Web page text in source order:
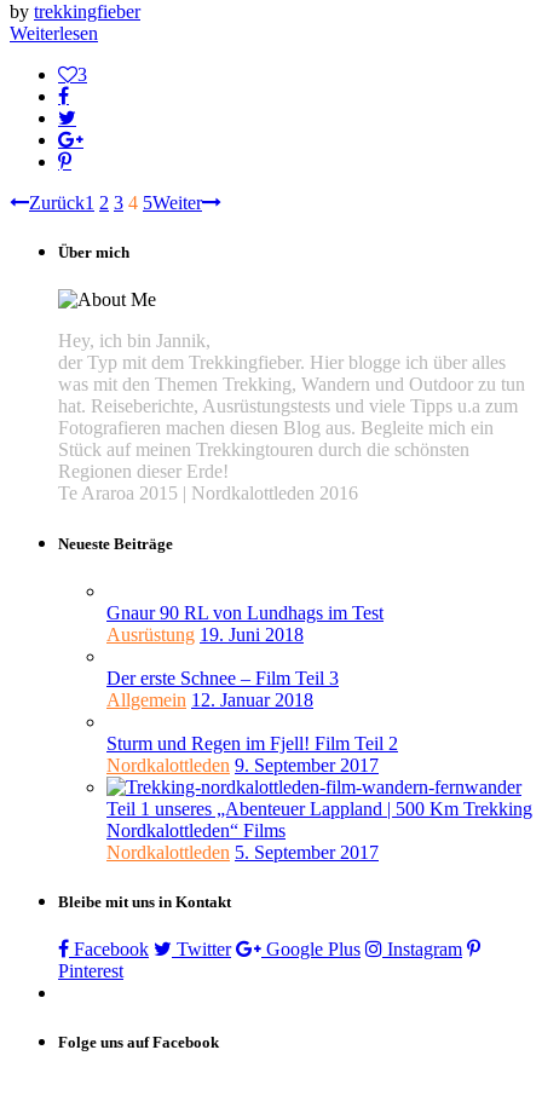
by trekkingfieber
Weiterlesen
3
Zurück1 2 3 4 5Weiter
Über mich
Hey, ich bin Jannik,
der Typ mit dem Trekkingfieber. Hier blogge ich über alles
was mit den Themen Trekking, Wandern und Outdoor zu tun
hat. Reiseberichte, Ausrüstungstests und viele Tipps u.a zum
Fotografieren machen diesen Blog aus. Begleite mich ein
Stück auf meinen Trekkingtouren durch die schönsten
Regionen dieser Erde!
Te Araroa 2015 | Nordkalottleden 2016
Neueste Beiträge
Gnaur 90 RL von Lundhags im Test
Ausrüstung 19. Juni 2018
Der erste Schnee – Film Teil 3
Allgemein 12. Januar 2018
Sturm und Regen im Fjell! Film Teil 2
Nordkalottleden 9. September 2017
Teil 1 unseres „Abenteuer Lappland | 500 Km Trekking
Nordkalottleden“ Films
Nordkalottleden 5. September 2017
Bleibe mit uns in Kontakt
Facebook Twitter Google Plus
Instagram
Pinterest
Folge uns auf Facebook